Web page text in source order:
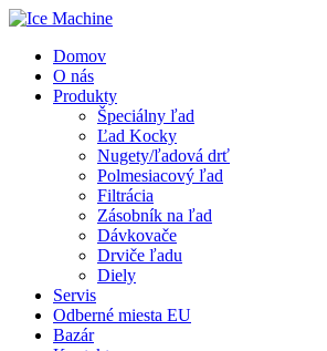
Domov
O nás
Produkty
Špeciálny ľad
Ľad Kocky
Nugety/ľadová drť
Polmesiacový ľad
Filtrácia
Zásobník na ľad
Dávkovače
Drviče ľadu
Diely
Servis
Odberné miesta EU
Bazár